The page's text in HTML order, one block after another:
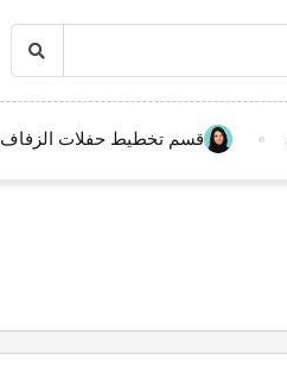
قسم تخطيط حفلات الزفاف